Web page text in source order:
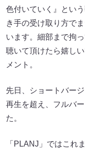
色付いていく』とい
き手の受け取り方で
います。細部まで拘
聴いて頂けたら嬉し
メント。
先日、ショートバー
再生を超え、フルバ
た。
「PLANJ」ではこれ